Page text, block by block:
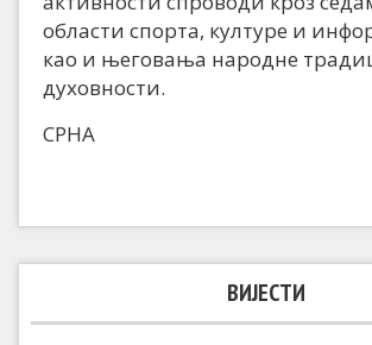
области спорта, културе и
као и његовања народне
духовности.
СРНА
ВИЈЕСТИ